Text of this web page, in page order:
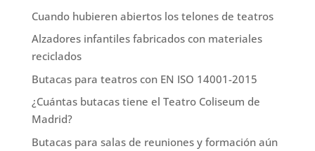
Cuando hubieren abiertos los telones de teatros
Alzadores infantiles fabricados con materiales
reciclados
Butacas para teatros con EN ISO 14001-2015
¿Cuántas butacas tiene el Teatro Coliseum de
Madrid?
Butacas para salas de reuniones y formación aún